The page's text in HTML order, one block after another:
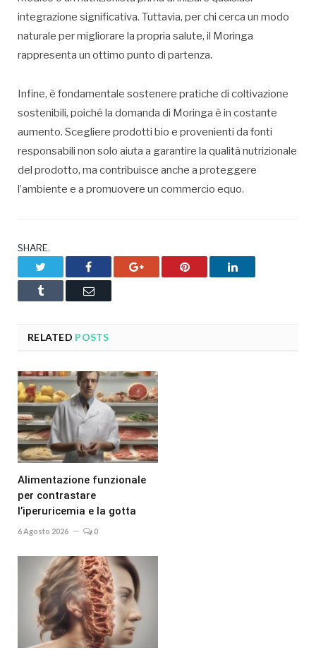
integrazione significativa. Tuttavia, per chi cerca un modo
naturale per migliorare la propria salute, il Moringa
rappresenta un ottimo punto di partenza.
Infine, è fondamentale sostenere pratiche di coltivazione
sostenibili, poiché la domanda di Moringa è in costante
aumento. Scegliere prodotti bio e provenienti da fonti
responsabili non solo aiuta a garantire la qualità nutrizionale
del prodotto, ma contribuisce anche a proteggere
l’ambiente e a promuovere un commercio equo.
SHARE.
Facebook Google+ Pinterest LinkedIn
Tumblr Email
RELATED POSTS
Alimentazione funzionale
per contrastare
l’iperuricemia e la gotta
6 Agosto 2026 0